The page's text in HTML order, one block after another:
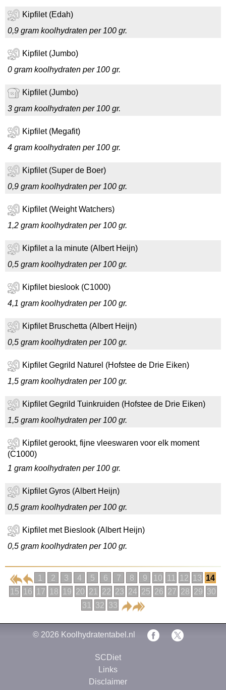
Kipfilet (Edah)
0,9 gram koolhydraten per 100 gr.
Kipfilet (Jumbo)
0 gram koolhydraten per 100 gr.
Kipfilet (Jumbo)
3 gram koolhydraten per 100 gr.
Kipfilet (Megafit)
4 gram koolhydraten per 100 gr.
Kipfilet (Super de Boer)
0,9 gram koolhydraten per 100 gr.
Kipfilet (Weight Watchers)
1,2 gram koolhydraten per 100 gr.
Kipfilet a la minute (Albert Heijn)
0,5 gram koolhydraten per 100 gr.
Kipfilet bieslook (C1000)
4,1 gram koolhydraten per 100 gr.
Kipfilet Bruschetta (Albert Heijn)
0,5 gram koolhydraten per 100 gr.
Kipfilet Gegrild Naturel (Hofstee de Drie Eiken)
1,5 gram koolhydraten per 100 gr.
Kipfilet Gegrild Tuinkruiden (Hofstee de Drie Eiken)
1,5 gram koolhydraten per 100 gr.
Kipfilet gerookt, fijne vleeswaren voor elk moment
(C1000)
1 gram koolhydraten per 100 gr.
Kipfilet Gyros (Albert Heijn)
0,5 gram koolhydraten per 100 gr.
Kipfilet met Bieslook (Albert Heijn)
0,5 gram koolhydraten per 100 gr.
1 2 3 4 5 6 7 8 9 10 11 12 13 14
15
16 17 18 19 20 21 22 23 24 25 26 27 28 29 30
31
32 33
© 2026 Koolhydratentabel.nl
SCDiet
Links
Disclaimer